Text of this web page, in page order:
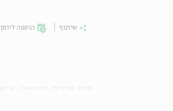
שיתוף הוספה ליומן